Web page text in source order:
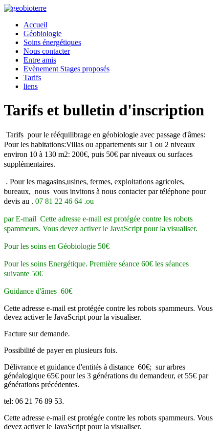
Accueil
Géobiologie
Soins énergétiques
Nous contacter
Entre amis
Evènement Stages proposés
Tarifs
liens
Tarifs et bulletin d'inscription
Tarifs pour le rééquilibrage en géobiologie avec passage d'âmes:
Pour les habitations:Villas ou appartements sur 1 ou 2 niveaux
environ 10 à 130 m2: 200€, puis 50€ par niveaux ou surfaces
supplémentaires.
. Pour les magasins,usines, fermes, exploitations agricoles,
bureaux, nous vous invitons à nous contacter par téléphone pour
devis au . 07 81 22 46 64 .ou
par E-mail Cette adresse e-mail est protégée contre les robots
spammeurs. Vous devez activer le JavaScript pour la visualiser.
Pour les soins en Géobiologie 50€
Pour les soins Energétique. Première séance 60€ les séances
suivante 50€
Guidance d'âmes 60€
Cette adresse e-mail est protégée contre les robots spammeurs. Vous
devez activer le JavaScript pour la visualiser.
Facture sur demande.
Possibilité de payer en plusieurs fois.
Délivrance et guidance d'entités à distance 60€; sur arbres
généalogique 65€ pour les 3 générations du demandeur, et 55€ par
générations précédentes.
tel: 06 21 76 89 53.
Cette adresse e-mail est protégée contre les robots spammeurs. Vous
devez activer le JavaScript pour la visualiser.